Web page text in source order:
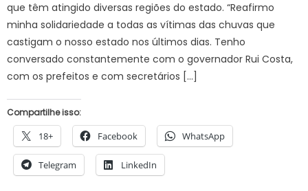
que têm atingido diversas regiões do estado. “Reafirmo
minha solidariedade a todas as vítimas das chuvas que
castigam o nosso estado nos últimos dias. Tenho
conversado constantemente com o governador Rui Costa,
com os prefeitos e com secretários […]
Compartilhe isso:
18+ Facebook WhatsApp
Telegram LinkedIn